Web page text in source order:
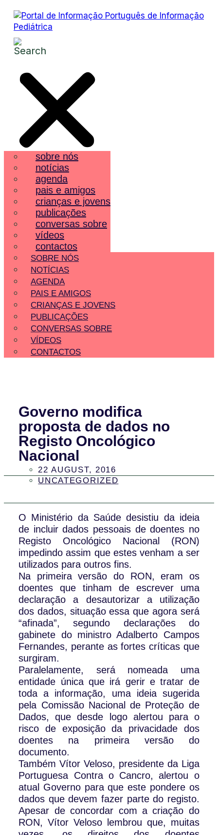
sobre nós
notícias
agenda
pais e amigos
crianças e jovens
publicações
conversas sobre
vídeos
contactos
SOBRE NÓS
NOTÍCIAS
AGENDA
PAIS E AMIGOS
CRIANÇAS E JOVENS
PUBLICAÇÕES
CONVERSAS SOBRE
VÍDEOS
CONTACTOS
Governo modifica
proposta de dados no
Registo Oncológico
Nacional
22 AUGUST, 2016
UNCATEGORIZED
O Ministério da Saúde desistiu da ideia
de incluir dados pessoais de doentes no
Registo Oncológico Nacional (RON)
impedindo assim que estes venham a ser
utilizados para outros fins.
Na primeira versão do RON, eram os
doentes que tinham de escrever uma
declaração a desautorizar a utilização
dos dados, situação essa que agora será
“afinada”, segundo declarações do
gabinete do ministro Adalberto Campos
Fernandes, perante as fortes críticas que
surgiram.
Paralelamente, será nomeada uma
entidade única que irá gerir e tratar de
toda a informação, uma ideia sugerida
pela Comissão Nacional de Proteção de
Dados, que desde logo alertou para o
risco de exposição da privacidade dos
doentes na primeira versão do
documento.
Também Vítor Veloso, presidente da Liga
Portuguesa Contra o Cancro, alertou o
atual Governo para que este pondere os
dados que devem fazer parte do registo.
Apesar de concordar com a criação do
RON, Vítor Veloso lembrou que, muitas